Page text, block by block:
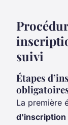
suivi
Étapes
La première
d'inscription